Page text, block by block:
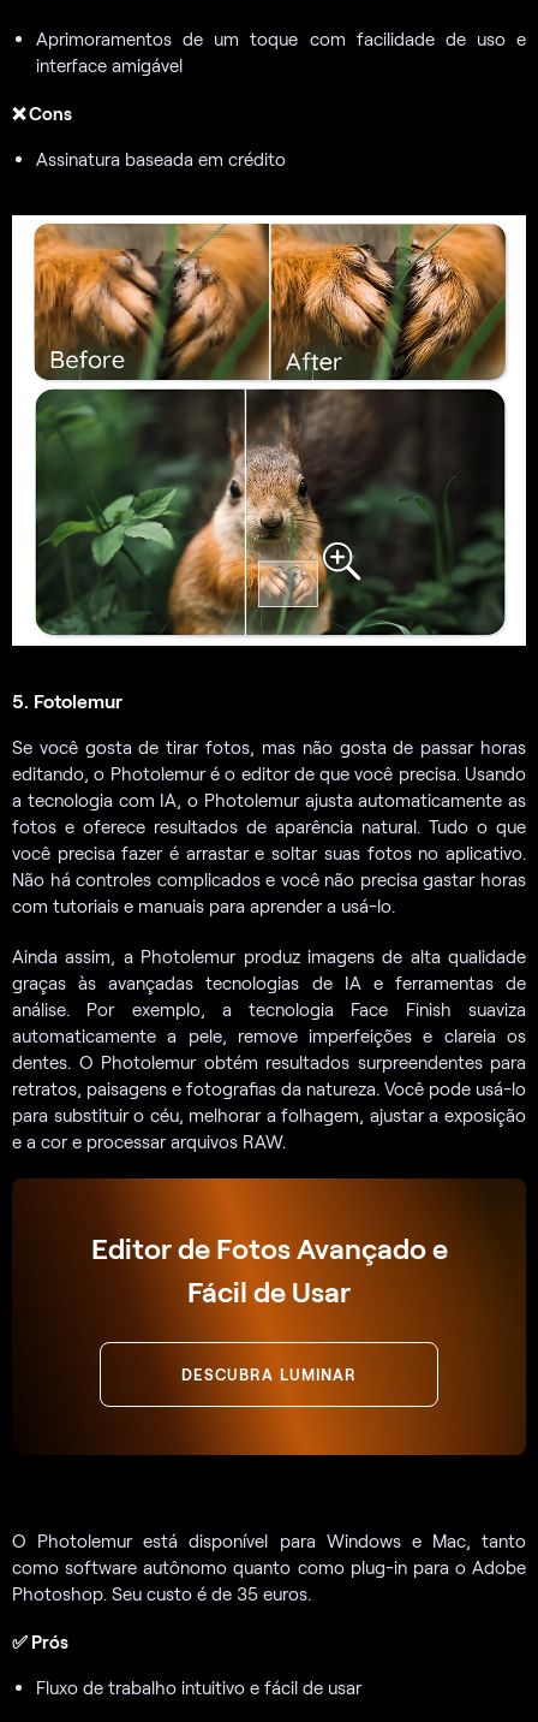
Aprimoramentos de um toque com facilidade de uso e
interface amigável
❌ Cons
Assinatura baseada em crédito
5. Fotolemur
Se você gosta de tirar fotos, mas não gosta de passar horas
editando, o Photolemur é o editor de que você precisa. Usando
a tecnologia com IA, o Photolemur ajusta automaticamente as
fotos e oferece resultados de aparência natural. Tudo o que
você precisa fazer é arrastar e soltar suas fotos no aplicativo.
Não há controles complicados e você não precisa gastar horas
com tutoriais e manuais para aprender a usá-lo.
Ainda assim, a Photolemur produz imagens de alta qualidade
graças às avançadas tecnologias de IA e ferramentas de
análise. Por exemplo, a tecnologia Face Finish suaviza
automaticamente a pele, remove imperfeições e clareia os
dentes. O Photolemur obtém resultados surpreendentes para
retratos, paisagens e fotografias da natureza. Você pode usá-lo
para substituir o céu, melhorar a folhagem, ajustar a exposição
e a cor e processar arquivos RAW.
Editor de Fotos Avançado e
Fácil de Usar
DESCUBRA LUMINAR
O Photolemur está disponível para Windows e Mac, tanto
como software autônomo quanto como plug-in para o Adobe
Photoshop. Seu custo é de 35 euros.
✅ Prós
Fluxo de trabalho intuitivo e fácil de usar